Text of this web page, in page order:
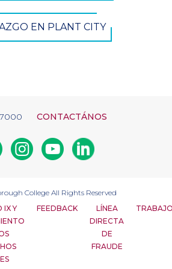
EN PLANT CITY
CONTACTÁNOS
InstagramYoutubeLinkedin
College All Rights Reserved
IX Y
FEEDBACK
LÍNEA
DIRECTA
DE
FRAUDE